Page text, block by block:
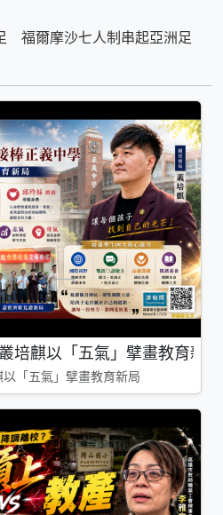
福爾摩沙七人制串起亞洲足
培麒以「五氣」擘畫教育新局
「五氣」擘畫教育新局